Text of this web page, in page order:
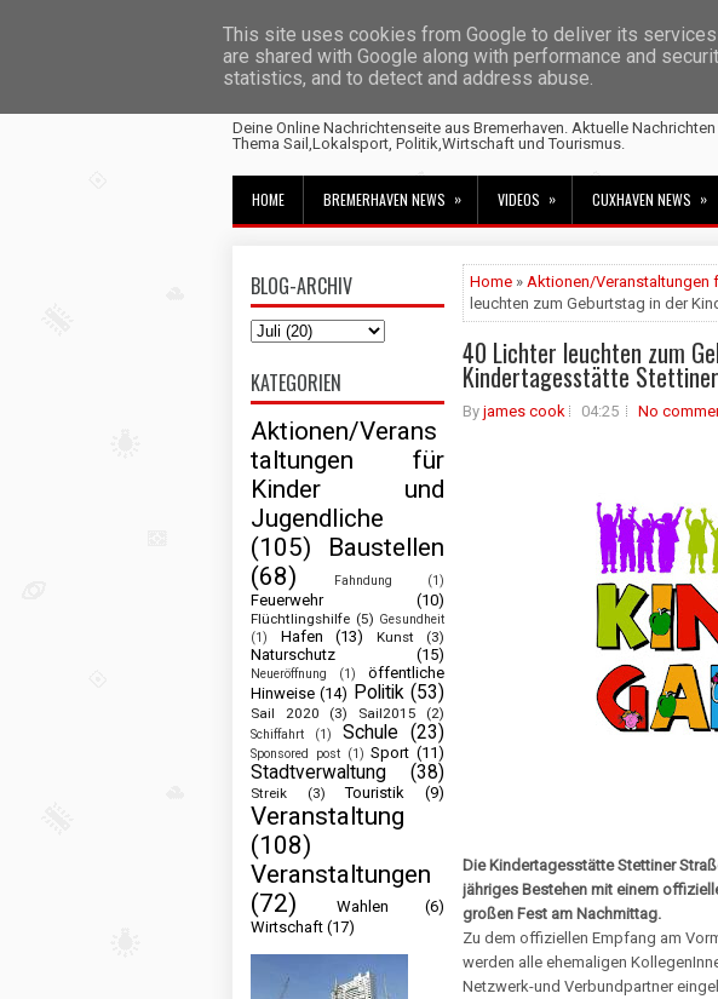
Fischtown News
Deine Online Nachrichtenseite aus Bremerhaven. Aktuelle
Thema Sail,Lokalsport, Politik,Wirtschaft und Tourismus.
HOME BREMERHAVEN NEWS » VIDEOS » CUXHAVEN NEWS »
BLOG-ARCHIV
KATEGORIEN
Aktionen/Verans
taltungen für
Kinder und
Jugendliche
(105)
Baustellen
(68)
Fahndung (1)
Feuerwehr (10)
Flüchtlingshilfe (5) Gesundheit
(1)
Hafen (13) Kunst (3)
Naturschutz (15)
Neueröffnung (1)
öffentliche
Hinweise (14) Politik (53)
Sail 2020 (3) Sail2015 (2)
Schiffahrt (1) Schule (23)
Sponsored post (1) Sport (11)
Stadtverwaltung (38)
Streik (3) Touristik (9)
Veranstaltung
(108)
Veranstaltungen
(72)
Wahlen
(6)
Wirtschaft (17)
Home » Aktionen/Veranstaltungen
leuchten zum Geburtstag in der
40 Lichter leuchten zum
Kindertagesstätte
By james cook 04:25 No
Die Kindertagesstätte Stettiner
jähriges Bestehen mit einem
großen Fest am Nachmittag.
Zu dem offiziellen Empfang am
werden alle ehemaligen
Netzwerk-und Verbundpartner
This site uses cookies from Google to deliver its
are shared with Google along with performance and
statistics, and to detect and address abuse.